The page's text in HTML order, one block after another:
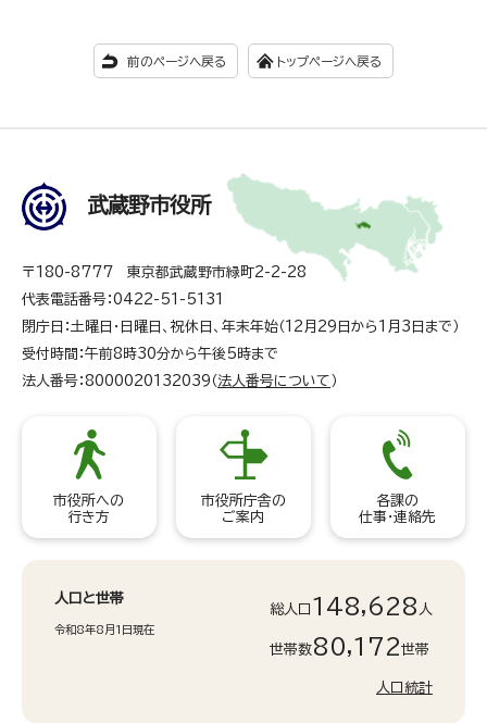
前のページへ戻る トップページへ戻る
武蔵野市役所
〒180-8777 東京都武蔵野市緑町2-2-28
代表電話番号：0422-51-5131
閉庁日：土曜日・日曜日、祝休日、年末年始（12月29日から1月3日まで）
受付時間：午前8時30分から午後5時まで
法人番号：8000020132039（ 法人番号について ）
市役所への
行き方
市役所庁舎の
ご案内
各課の
仕事・連絡先
人口と世帯
令和8年8月1日現在
総人口 148,628 人
世帯数80,172世帯
人口統計